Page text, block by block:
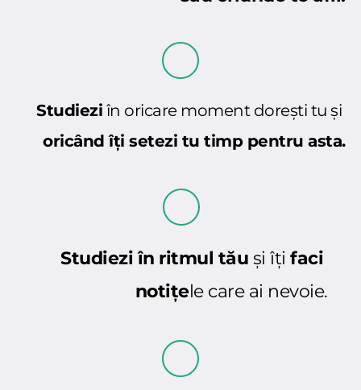
Studiezi
oricând îți setezi tu timp pentru asta.
Studiezi în ritmul tău și îți faci
notițele care ai nevoie.